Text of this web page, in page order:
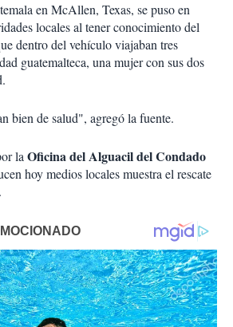
en McAllen, Texas, se puso en
locales al tener conocimiento del
dentro del vehículo viajaban tres
guatemalteca, una mujer con sus dos
bien de salud", agregó la fuente.
la Oficina del Alguacil del Condado
hoy medios locales muestra el rescate